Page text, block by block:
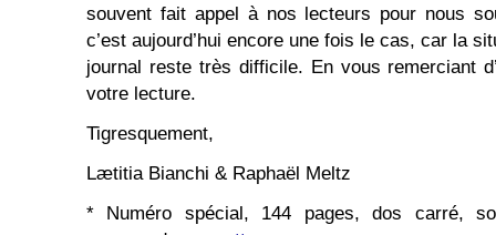
souvent fait appel à nos lecteurs pour nous
c’est aujourd’hui encore une fois le cas, car la
journal reste très difficile. En vous remerciant
votre lecture.
Tigresquement,
Lætitia Bianchi & Raphaël Meltz
* Numéro spécial, 144 pages, dos carré,